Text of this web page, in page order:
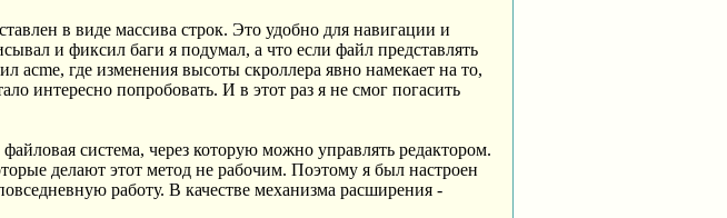
в виде массива строк. Это удобно для навигации и
и фиксил баги я подумал, а что если файл представлять
acme, где изменения высоты скроллера явно намекает на то,
интересно попробовать. И в этот раз я не смог погасить
система, через которую можно управлять редактором.
делают этот метод не рабочим. Поэтому я был настроен
работу. В качестве механизма расширения -